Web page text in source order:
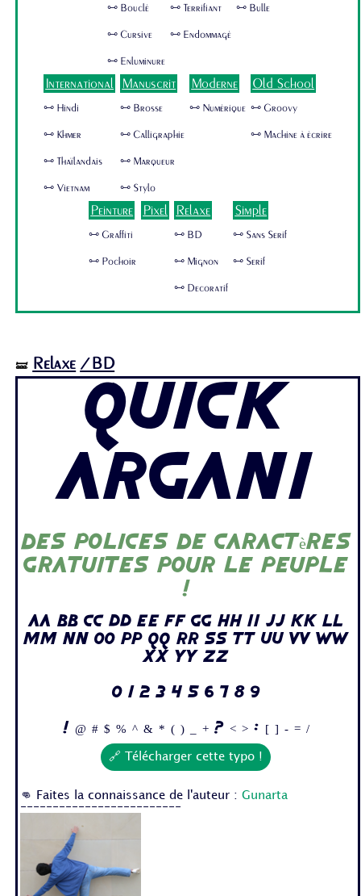
🜺 Bouclé
🜺 Cursive
🜺 Enluminure
🜺 Terrifiant
🜺 Endommagé
🜺 Bulle
International
🜺 Hindi
🜺 Khmer
🜺 Thaïlandais
🜺 Vietnam
Manuscrit
🜺 Brosse
🜺 Calligraphie
🜺 Marqueur
🜺 Stylo
Moderne
🜺 Numérique
Old School
🜺 Groovy
🜺 Machine à écrire
Peinture
🜺 Graffiti
🜺 Pochoir
Pixel Relaxe
🜺 BD
🜺 Mignon
🜺 Decoratif
Simple
🜺 Sans Serif
🜺 Serif
🝛 Relaxe /BD
Quick
Argani
Des polices de caractères
gratuites pour le peuple
!
Aa Bb Cc Dd Ee Ff Gg Hh Ii Jj Kk Ll
Mm Nn Oo Pp Qq Rr Ss Tt Uu Vv Ww
Xx Yy Zz
0 1 2 3 4 5 6 7 8 9
! @ # $ % ^ & * ( ) _ + ? < > : [ ] - = /
🔗 Télécharger cette typo !
👊 Faites la connaissance de l'auteur :Gunarta
-------------------------